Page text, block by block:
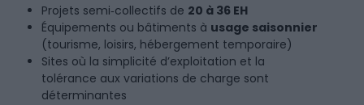
Projets semi‑collectifs de 20 à 36 EH
Équipements ou bâtiments à usage saisonnier
(tourisme, loisirs, hébergement temporaire)
Sites où la simplicité d’exploitation et la
tolérance aux variations de charge sont
déterminantes